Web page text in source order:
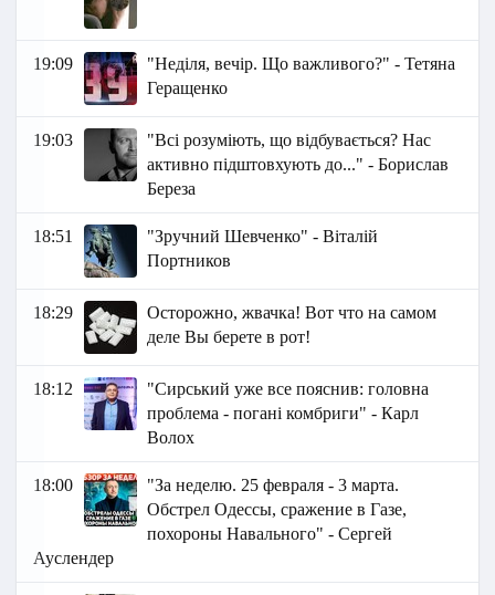
19:09
"Неділя, вечір. Що важливого?" - Тетяна
Геращенко
19:03
"Всі розуміють, що відбувається? Нас
активно підштовхують до..." - Борислав
Береза
18:51
"Зручний Шевченко" - Віталій
Портников
18:29
Осторожно, жвачка! Вот что на самом
деле Вы берете в рот!
18:12
"Сирський уже все пояснив: головна
проблема - погані комбриги" - Карл
Волох
18:00
"За неделю. 25 февраля - 3 марта.
Обстрел Одессы, сражение в Газе,
похороны Навального" - Сергей
Ауслендер